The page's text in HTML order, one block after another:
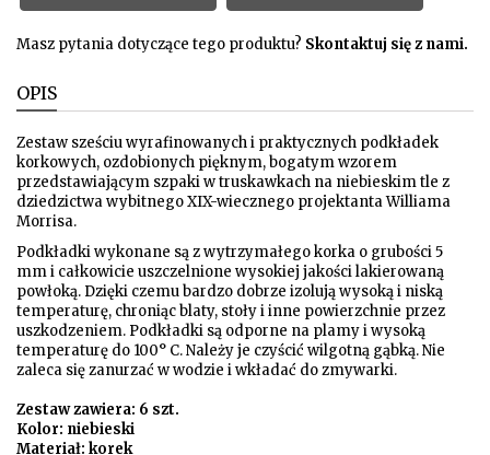
Masz pytania dotyczące tego produktu? Skontaktuj się z nami.
OPIS
Zestaw sześciu wyrafinowanych i praktycznych podkładek
korkowych, ozdobionych pięknym, bogatym wzorem
przedstawiającym szpaki w truskawkach na niebieskim tle z
dziedzictwa wybitnego XIX-wiecznego projektanta Williama
Morrisa.
Podkładki wykonane są z wytrzymałego korka o grubości 5
mm i całkowicie uszczelnione wysokiej jakości lakierowaną
powłoką. Dzięki czemu bardzo dobrze izolują wysoką i niską
temperaturę, chroniąc blaty, stoły i inne powierzchnie przez
uszkodzeniem. Podkładki są odporne na plamy i wysoką
temperaturę do 100° C. Należy je czyścić wilgotną gąbką. Nie
zaleca się zanurzać w wodzie i wkładać do zmywarki.
Zestaw zawiera: 6 szt.
Kolor: niebieski
Materiał: korek